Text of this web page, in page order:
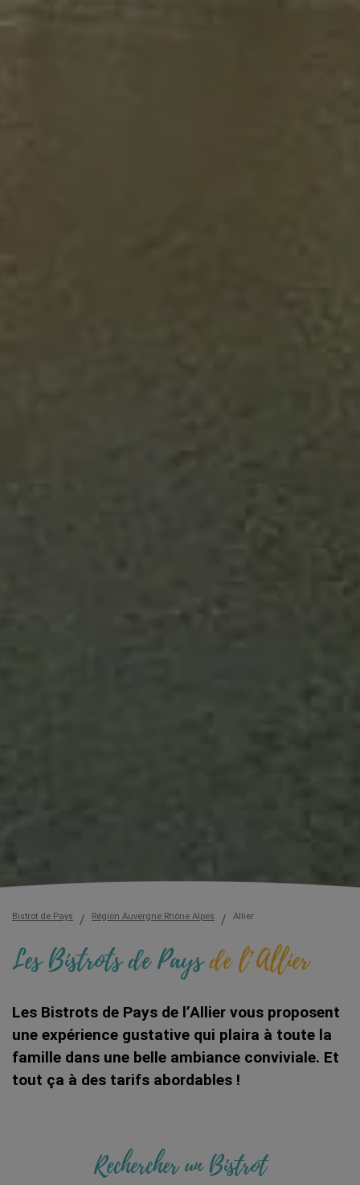
Bistrot de Pays Région Auvergne Rhône Alpes Allier
Les Bistrots de Paysde l’Allier
Les Bistrots de Pays de l’Allier vous proposent
une expérience gustative qui plaira à toute la
famille dans une belle ambiance conviviale. Et
tout ça à des tarifs abordables !
Rechercher un Bistrot